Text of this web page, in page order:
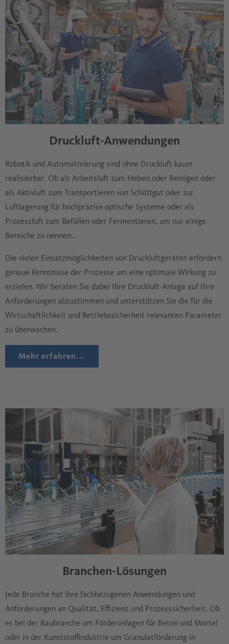
Druckluft-Anwendungen
Robotik und Automatisierung sind ohne Druckluft kaum
realisierbar. Ob als Arbeitsluft zum Heben oder Reinigen oder
als Aktivluft zum Transportieren von Schüttgut oder zur
Luftlagerung für hochpräzise optische Systeme oder als
Prozessluft zum Befüllen oder Fermentieren, um nur einige
Bereiche zu nennen...
Die vielen Einsatzmöglichkeiten von Druckluftgeräten erfordern
genaue Kenntnisse der Prozesse um eine optimale Wirkung zu
erzielen. Wir beraten Sie dabei Ihre Druckluft-Anlage auf Ihre
Anforderungen abzustimmen und unterstützen Sie die für die
Wirtschaftlichkeit und Betriebssicherheit relevanten Parameter
zu überwachen.
Mehr erfahren...
Branchen-Lösungen
Jede Branche hat ihre fachbezogenen Anwendungen und
Anforderungen an Qualität, Effizienz und Prozesssicherheit. Ob
es bei der Baubranche um Förderanlagen für Beton und Mörtel
oder in der Kunststoffindustrie um Granulatförderung in